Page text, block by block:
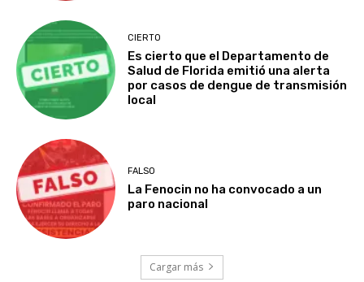
CIERTO
Es cierto que el Departamento de
Salud de Florida emitió una alerta
por casos de dengue de transmisión
local
FALSO
La Fenocin no ha convocado a un
paro nacional
Cargar más